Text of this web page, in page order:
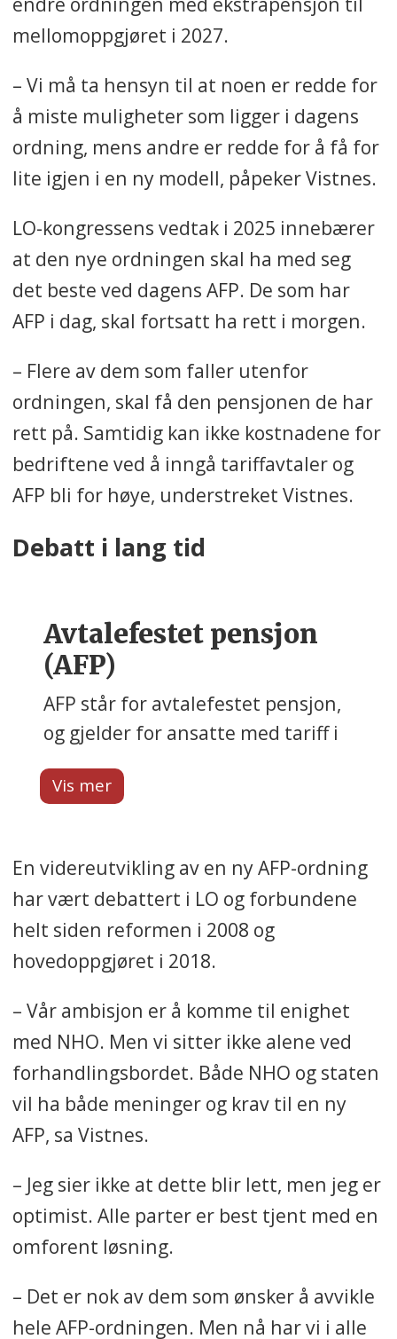
mellomoppgjøret i 2027.
– Vi må ta hensyn til at noen er redde for
å miste muligheter som ligger i dagens
ordning, mens andre er redde for å få for
lite igjen i en ny modell, påpeker Vistnes.
LO-kongressens vedtak i 2025 innebærer
at den nye ordningen skal ha med seg
det beste ved dagens AFP. De som har
AFP i dag, skal fortsatt ha rett i morgen.
– Flere av dem som faller utenfor
ordningen, skal få den pensjonen de har
rett på. Samtidig kan ikke kostnadene for
bedriftene ved å inngå tariffavtaler og
AFP bli for høye, understreket Vistnes.
Debatt i lang tid
Avtalefestet pensjon
(AFP)
AFP står for avtalefestet pensjon,
og gjelder for ansatte med tariff i
privat sektor. Også ansatte i
offentlig sektor har AFP.
Ordningen ble avtalt i
tariffoppgjør mellom LO og N. A. F i
1988, og skulle gjøre det mulig å
gå av med pensjon allerede med
62 år – fram til 67 år.
Ifølge den avgåtte LO-nestlederen
Steinar Krogstad ble den ble
egentlig innført for at «sliterne i
arbeidslivet» ikke skulle bli presset
ut i uføretrygd før de nådde
pensjonsalder.
Ordningen ble endret i 2011.
Fra å være en pensjonsordning for
dem mellom 62 og 67 år, ble AFP
en tilleggsytelse som man kan
benytte seg av fra man er 62 år, og
En videreutvikling av en ny AFP-ordning
har vært debattert i LO og forbundene
helt siden reformen i 2008 og
hovedoppgjøret i 2018.
– Vår ambisjon er å komme til enighet
med NHO. Men vi sitter ikke alene ved
forhandlingsbordet. Både NHO og staten
vil ha både meninger og krav til en ny
AFP, sa Vistnes.
– Jeg sier ikke at dette blir lett, men jeg er
optimist. Alle parter er best tjent med en
omforent løsning.
– Det er nok av dem som ønsker å avvikle
hele AFP-ordningen. Men nå har vi i alle